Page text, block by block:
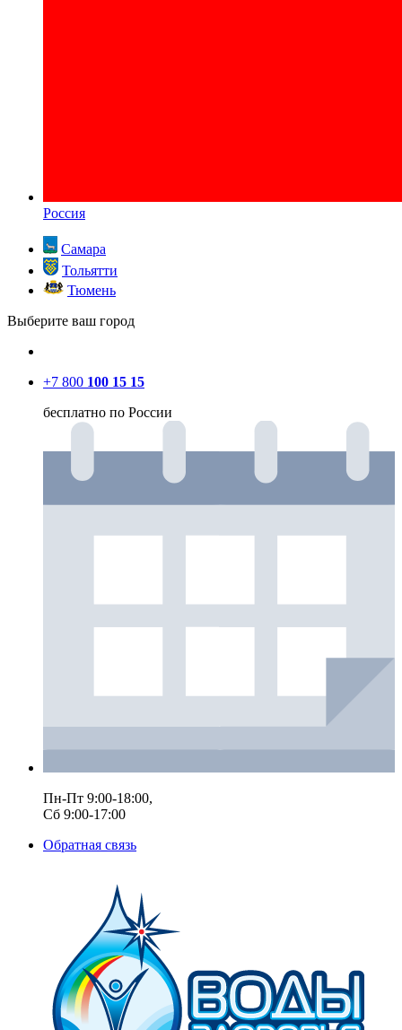
Россия
Самара
Тольятти
Тюмень
Выберите ваш город
+7 800 100 15 15
бесплатно по России
Пн-Пт 9:00-18:00,
Сб 9:00-17:00
Обратная связь